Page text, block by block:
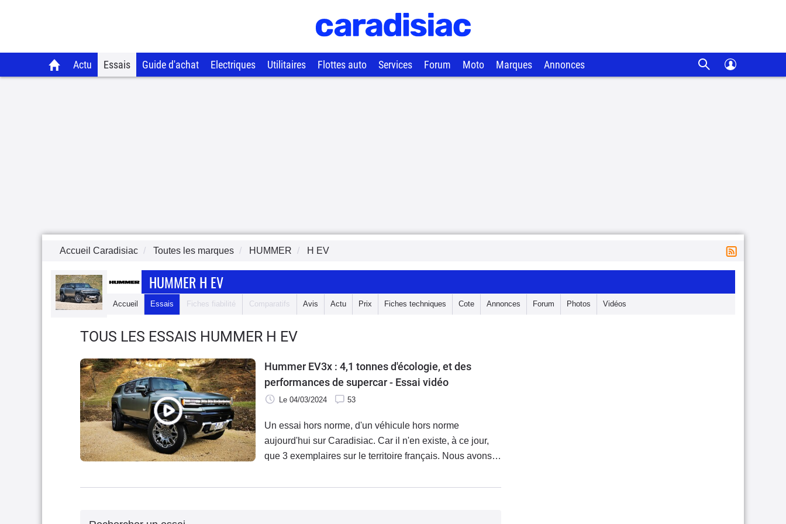
Actu Essais Guide d'achat Electriques Utilitaires Flottes auto Services Forum Moto Marques Annonces
Accueil Caradisiac Toutes les marques HUMMER H EV
HUMMER H EV
Accueil Essais Fiches fiabilité Comparatifs Avis Actu Prix Fiches techniques Cote Annonces Forum Photos Vidéos
TOUS LES ESSAIS HUMMER H EV
Hummer EV3x : 4,1 tonnes d'écologie, et des
performances de supercar - Essai vidéo
Le 04/03/2024 53
Un essai hors norme, d'un véhicule hors norme
aujourd'hui sur Caradisiac. Car il n'en existe, à ce jour,
que 3 exemplaires sur le territoire français. Nous avons
revient dans une définition 100 % électrique, le H EV. Un